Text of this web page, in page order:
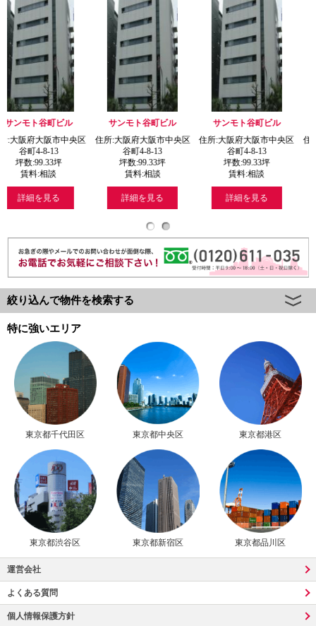
ル
中央区
サンモト谷町ビル
住所:大阪府大阪市中央区
坪数:
サンモト谷町ビル
住所:大阪府大阪市中央区
坪数:
サンモト谷町
住所:大阪府大阪
坪数:
絞り込んで物件を検索する
特に強いエリア
東京都千代田区 東京都中央区 東京都港区
東京都渋谷区 東京都新宿区 東京都品川区
運営会社
よくある質問
個人情報保護方針